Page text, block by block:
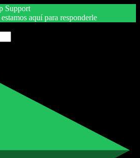
aquí para responderle